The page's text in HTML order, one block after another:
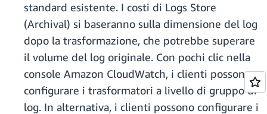
standard esistente. I costi di Logs Store
(Archival) si baseranno sulla dimensione del log
dopo la trasformazione, che potrebbe superare
il volume del log originale. Con pochi clic nella
console Amazon CloudWatch, i clienti possono
configurare i trasformatori a livello di gruppo di
log. In alternativa, i clienti possono configurare i